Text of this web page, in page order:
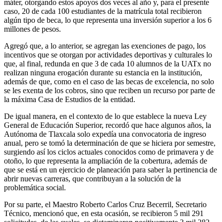
máter, otorgando estos apoyos dos veces al año y, para el presente
caso, 20 de cada 100 estudiantes de la matrícula total recibieron
algún tipo de beca, lo que representa una inversión superior a los 6
millones de pesos.
Agregó que, a lo anterior, se agregan las exenciones de pago, los
incentivos que se otorgan por actividades deportivas y culturales lo
que, al final, redunda en que 3 de cada 10 alumnos de la UATx no
realizan ninguna erogación durante su estancia en la institución,
además de que, como en el caso de las becas de excelencia, no solo
se les exenta de los cobros, sino que reciben un recurso por parte de
la máxima Casa de Estudios de la entidad.
De igual manera, en el contexto de lo que establece la nueva Ley
General de Educación Superior, recordó que hace algunos años, la
Autónoma de Tlaxcala solo expedía una convocatoria de ingreso
anual, pero se tomó la determinación de que se hiciera por semestre,
surgiendo así los ciclos actuales conocidos como de primavera y de
otoño, lo que representa la ampliación de la cobertura, además de
que se está en un ejercicio de planeación para saber la pertinencia de
abrir nuevas carreras, que contribuyan a la solución de la
problemática social.
Por su parte, el Maestro Roberto Carlos Cruz Becerril, Secretario
Técnico, mencionó que, en esta ocasión, se recibieron 5 mil 291